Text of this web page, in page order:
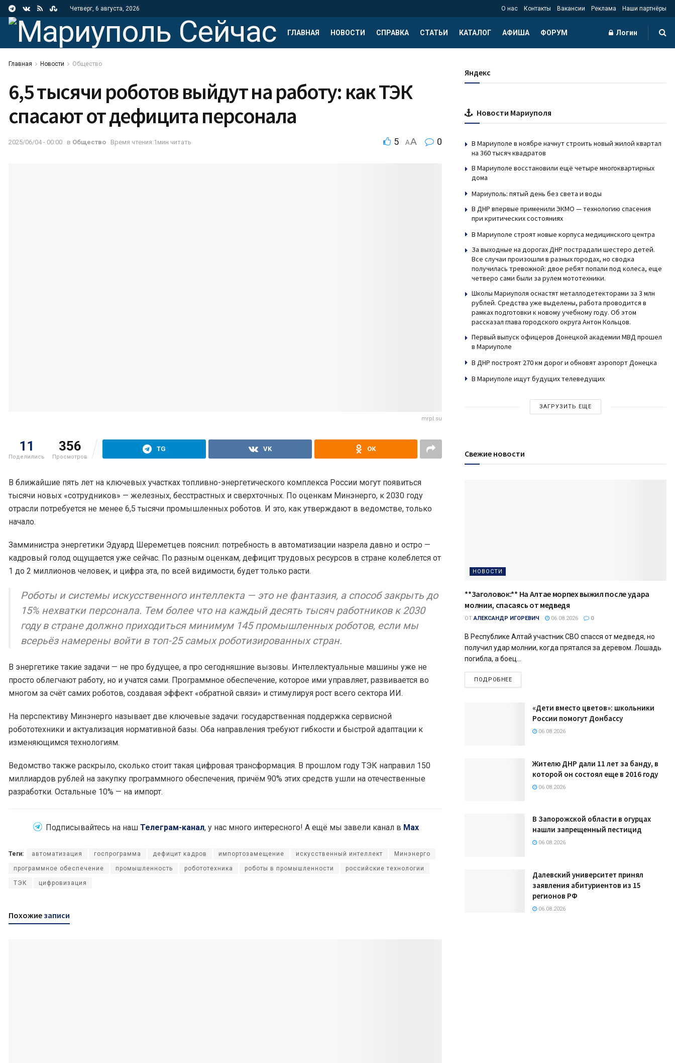
Четверг, 6 августа, 2026 О нас Контакты Вакансии Реклама Наши партнёры
ГЛАВНАЯ НОВОСТИ СПРАВКА СТАТЬИ КАТАЛОГ АФИША ФОРУМ Логин
Главная Новости Общество
6,5 тысячи роботов выйдут на работу: как ТЭК
спасают от дефицита персонала
2025/06/04 - 00:00 в Общество Время чтения:1мин читать 5 AA 0
mrpl.su
11
Поделились
356
Просмотров
TG VK OK
В ближайшие пять лет на ключевых участках топливно-энергетического комплекса России могут появиться
тысячи новых «сотрудников» — железных, бесстрастных и сверхточных. По оценкам Минэнерго, к 2030 году
отрасли потребуется не менее 6,5 тысячи промышленных роботов. И это, как утверждают в ведомстве, только
начало.
Замминистра энергетики Эдуард Шереметцев пояснил: потребность в автоматизации назрела давно и остро —
кадровый голод ощущается уже сейчас. По разным оценкам, дефицит трудовых ресурсов в стране колеблется от
1 до 2 миллионов человек, и цифра эта, по всей видимости, будет только расти.
Роботы и системы искусственного интеллекта — это не фантазия, а способ закрыть до
15% нехватки персонала. Тем более что на каждый десять тысяч работников к 2030
году в стране должно приходиться минимум 145 промышленных роботов, если мы
всерьёз намерены войти в топ-25 самых роботизированных стран.
В энергетике такие задачи — не про будущее, а про сегодняшние вызовы. Интеллектуальные машины уже не
просто облегчают работу, но и учатся сами. Программное обеспечение, которое ими управляет, развивается во
многом за счёт самих роботов, создавая эффект «обратной связи» и стимулируя рост всего сектора ИИ.
На перспективу Минэнерго называет две ключевые задачи: государственная поддержка сервисной
робототехники и актуализация нормативной базы. Оба направления требуют гибкости и быстрой адаптации к
изменяющимся технологиям.
Ведомство также раскрыло, сколько стоит такая цифровая трансформация. В прошлом году ТЭК направил 150
миллиардов рублей на закупку программного обеспечения, причём 90% этих средств ушли на отечественные
разработки. Остальные 10% — на импорт.
Подписывайтесь на нашТелеграм-канал, у нас много интересного! А ещё мы завели канал в Max
Теги: автоматизация госпрограмма дефицит кадров импортозамещение искусственный интеллект Минэнерго
программное обеспечение промышленность робототехника роботы в промышленности российские технологии
ТЭК цифровизация
Похожие записи
Яндекс
Новости Мариуполя
В Мариуполе в ноябре начнут строить новый жилой квартал
на 360 тысяч квадратов
В Мариуполе восстановили ещё четыре многоквартирных
дома
Мариуполь: пятый день без света и воды
В ДНР впервые применили ЭКМО — технологию спасения
при критических состояниях
В Мариуполе строят новые корпуса медицинского центра
За выходные на дорогах ДНР пострадали шестеро детей.
Все случаи произошли в разных городах, но сводка
получилась тревожной: двое ребят попали под колеса, еще
четверо сами были за рулем мототехники.
Школы Мариуполя оснастят металлодетекторами за 3 млн
рублей. Средства уже выделены, работа проводится в
рамках подготовки к новому учебному году. Об этом
рассказал глава городского округа Антон Кольцов.
Первый выпуск офицеров Донецкой академии МВД прошел
в Мариуполе
В ДНР построят 270 км дорог и обновят аэропорт Донецка
В Мариуполе ищут будущих телеведущих
ЗАГРУЗИТЬ ЕЩЕ
Свежие новости
НОВОСТИ
**Заголовок:** На Алтае морпех выжил после удара
молнии, спасаясь от медведя
ОТ АЛЕКСАНДР ИГОРЕВИЧ 06.08.2026 0
В Республике Алтай участник СВО спасся от медведя, но
получил удар молнии, когда прятался за деревом. Лошадь
погибла, а боец...
ПОДРОБНЕЕ
«Дети вместо цветов»: школьники
России помогут Донбассу
06.08.2026
Жителю ДНР дали 11 лет за банду, в
которой он состоял еще в 2016 году
06.08.2026
В Запорожской области в огурцах
нашли запрещенный пестицид
06.08.2026
Далевский университет принял
заявления абитуриентов из 15
регионов РФ
06.08.2026